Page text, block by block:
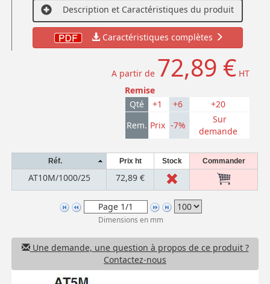
Description et Caractéristiques du produit
Caractéristiques complètes
A partir de 72,89 € HT
Remise
Qté
+1 +6
+20
Rem. Prix -7%
Sur
demande
Réf. Prix ht Stock Commander
AT10M/1000/25 72,89 €
Dimensions en mm
Une demande, une question à propos de ce produit ?
Contactez-nous